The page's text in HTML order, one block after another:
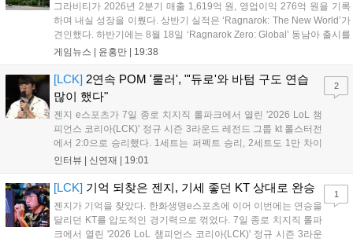
그라비티가 2026년 2분기 매출 1,619억 원, 영업이익 276억 원을 기록
하며 내실 성장을 이뤘다. 상반기 실적은 ‘Ragnarok: The New World’가
견인했다. 하반기에는 8월 18일 ‘Ragnarok Zero: Global’ 동남아 출시를
시작으로 9월 3일 ‘달려라 헤베레케 EX’, 9월 22일 ‘갈바테인’ 등 다양한
이’ 출시가 예정돼 있으며, 2027년에는 ‘Ragnarok 3’ 등 대작을 글로벌
출시할 계획이다. 그라비티는 조인트벤처 설립과 라그나로크 에코 시스
템 구축을 통해 신성장 동력을 확보할 방침이다....
게임뉴스 | 윤홍만 19:38
[LCK] 2연속 POM '룰러', "'듀로'와 바텀 구도 연습
많이 했다"
젠지 e스포츠가 7일 종로 치지직 롤파크에서 열린 '2026 LoL 챔
피언스 코리아(LCK)' 정규 시즌 3라운드 레전드 그룹 kt 롤스터전
에서 2:0으로 승리했다. 1세트는 퍼펙트 승리, 2세트도 1만 차이
를 벌리며 25분 만에 승리하면서 말 그대로 압도적인 경기력을 선
하며 POM에 선정됐...
인터뷰 | 신연재 19:01
2
[LCK] 기억 되찾은 젠지, 기세 좋던 KT 상대로 완승
젠지가 기억을 찾았다. 한화생명e스포츠에 이어 이번에는 연승을
달리던 KT를 압도적인 경기력으로 꺾었다. 7일 종로 치지직 롤파
크에서 열린 '2026 LoL 챔피언스 코리아(LCK)' 정규 시즌 3라운
1